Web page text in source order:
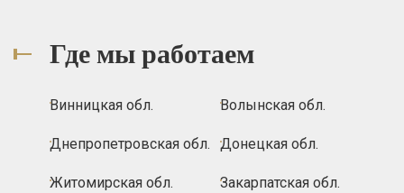
Где мы работаем
Винницкая обл. Волынская обл.
Днепропетровская обл. Донецкая обл.
Житомирская обл. Закарпатская обл.